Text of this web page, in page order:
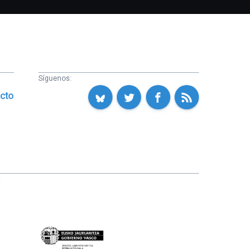
Síguenos:
Eusko